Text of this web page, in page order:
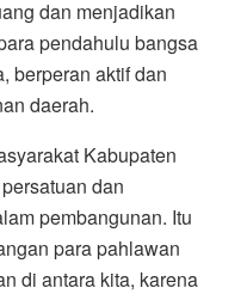
dan menjadikan
pendahulu bangsa
berperan aktif dan
daerah.
Kabupaten
dan
pembangunan. Itu
para pahlawan
di antara kita, karena